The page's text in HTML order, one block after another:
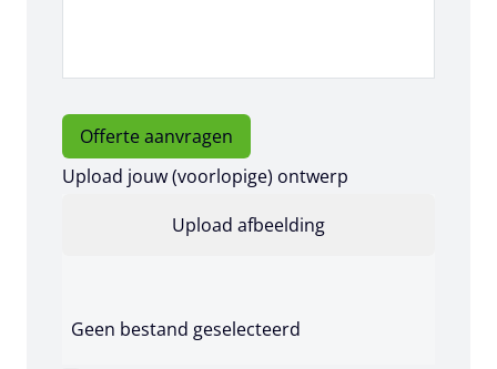
Offerte aanvragen
Upload jouw (voorlopige) ontwerp
Geen bestand geselecteerd